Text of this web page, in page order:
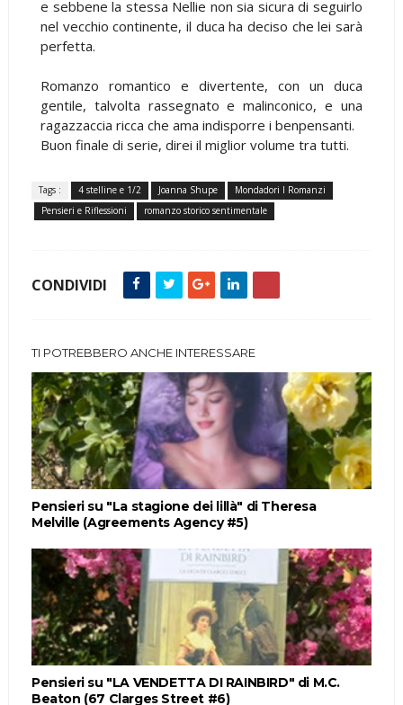
e sebbene la stessa Nellie non sia sicura di seguirlo
nel vecchio continente, il duca ha deciso che lei sarà
perfetta.
Romanzo romantico e divertente, con un duca
gentile, talvolta rassegnato e malinconico, e una
ragazzaccia ricca che ama indisporre i benpensanti.
Buon finale di serie, direi il miglior volume tra tutti.
Tags : 4 stelline e 1/2 Joanna Shupe
Mondadori I Romanzi
Pensieri e Riflessioni
romanzo storico sentimentale
CONDIVIDI
TI POTREBBERO ANCHE INTERESSARE
Pensieri su "La stagione dei lillà" di Theresa
Melville (Agreements Agency #5)
Pensieri su "LA VENDETTA DI RAINBIRD" di M.C.
Beaton (67 Clarges Street #6)